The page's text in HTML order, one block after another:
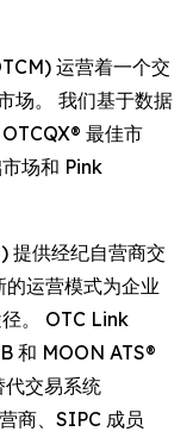
运营着一个交
场。 我们基于数据
最佳市
场和 Pink
提供经纪自营商交
运营模式为企业
。 OTC Link
和 MOON ATS®
代交易系统
商、SIPC 成员